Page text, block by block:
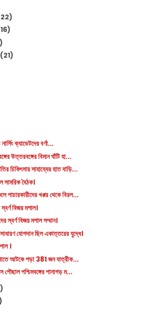
(21)
নার্সিং ক্যাডেটদের বর্ণা...
উত্তরবঙ্গের বিমান ঘাঁটি হা...
চিকিৎসায় সাহায্যের হাত বাড়ি...
বৈঠক।
পাচারকারীদের খপ্পর থেকে বিরল...
বিজয় মশাল।
স্বর্ণ বিজয় মশাল সম্মান।
যোগদান ছিল একাত্তরের যুদ্ধে।
।
আটকে পড়া 381 জন যাত্রীক...
পৌছাল পশ্চিমবঙ্গের পানাগড় ম...